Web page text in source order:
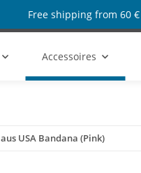
Free shipping from 60 €
Accessoires
USA Bandana (Pink)